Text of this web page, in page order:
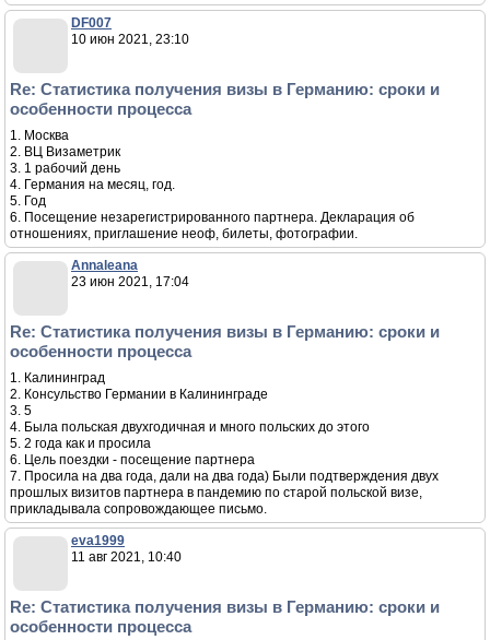
DF007
10 июн 2021, 23:10
Re: Статистика получения визы в Германию: сроки и
особенности процесса
1. Москва
2. ВЦ Визаметрик
3. 1 рабочий день
4. Германия на месяц, год.
5. Год
6. Посещение незарегистрированного партнера. Декларация об
отношениях, приглашение неоф, билеты, фотографии.
Annaleana
23 июн 2021, 17:04
Re: Статистика получения визы в Германию: сроки и
особенности процесса
1. Калининград
2. Консульство Германии в Калининграде
3. 5
4. Была польская двухгодичная и много польских до этого
5. 2 года как и просила
6. Цель поездки - посещение партнера
7. Просила на два года, дали на два года) Были подтверждения двух
прошлых визитов партнера в пандемию по старой польской визе,
прикладывала сопровождающее письмо.
eva1999
11 авг 2021, 10:40
Re: Статистика получения визы в Германию: сроки и
особенности процесса